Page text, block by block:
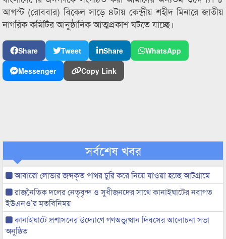
আগস্ট (রোববার) বিকেল সাড়ে ৪টায় কেন্দ্রীয় শহীদ মিনারে জাতীয়
নাগরিক কমিটির আনুষ্ঠানিক আত্মপ্রকাশ ঘটতে যাচ্ছে।
Share Tweet Share
WhatsApp
Messenger
Copy Link
সর্বশেষ খবর
আবারো লোভার জব্দকৃত পাথর চুরি করে নিয়ে যাওয়া হচ্ছে আটগ্রামে
রাজনৈতিক দলের নেতৃবৃন্দ ও সুধীজনদের সাথে কানাইঘাটের নবাগত
ইউএনও’র মতবিনিময়
কানাইঘাটে প্রশাসনের উদ্যোগে গণঅভ্যুত্থান দিবসের আলোচনা সভা
অনুষ্ঠিত